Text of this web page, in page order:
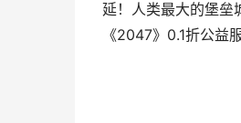
延！人类最大的堡垒
《2047》0.1折公益